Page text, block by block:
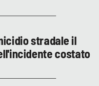
stradale il
costato